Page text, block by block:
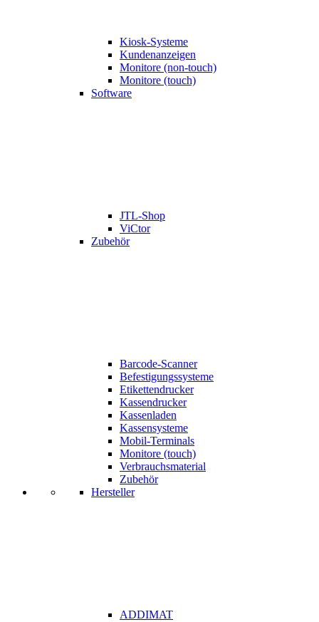
Kiosk-Systeme
Kundenanzeigen
Monitore (non-touch)
Monitore (touch)
Software
JTL-Shop
ViCtor
Zubehör
Barcode-Scanner
Befestigungssysteme
Etikettendrucker
Kassendrucker
Kassenladen
Kassensysteme
Mobil-Terminals
Monitore (touch)
Verbrauchsmaterial
Zubehör
Hersteller
ADDIMAT